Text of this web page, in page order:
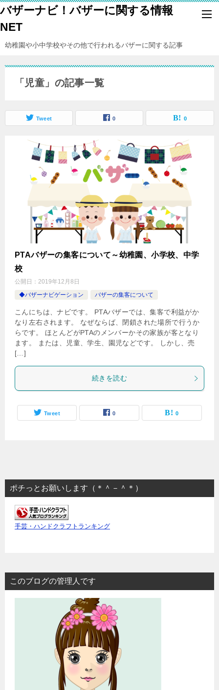
バザーナビ！バザーに関する情報
NET
幼稚園や小中学校やその他で行われるバザーに関する記事
「児童」の記事一覧
Tweet 0 0
PTAバザーの集客について～幼稚園、小学校、中学
校
公開日： 2019年12月8日
◆バザーナビゲーション
バザーの集客について
こんにちは、ナビです。 PTAバザーでは、集客で利益がか
なり左右されます。 なぜならば、閉鎖された場所で行うか
らです。 ほとんどがPTAのメンバーかその家族が客となり
ます。 または、児童、学生、園児などです。 しかし、売
[…]
続きを読む
Tweet 0 0
ポチっとお願いします（＊＾－＾＊）
手芸・ハンドクラフトランキング
このブログの管理人です